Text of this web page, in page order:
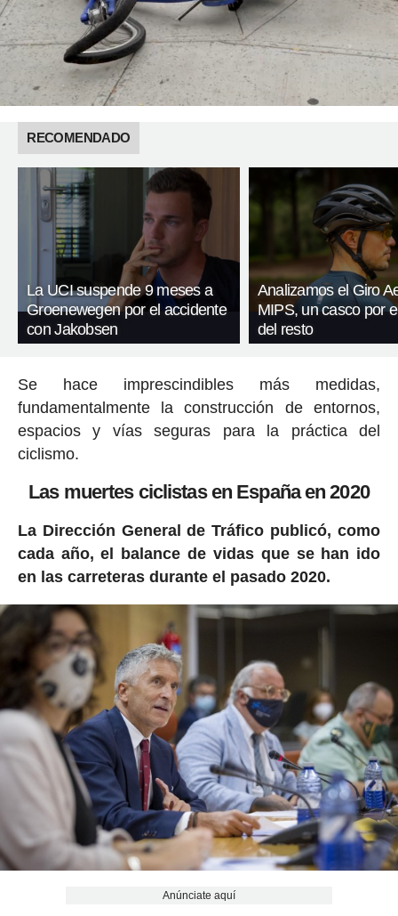
RECOMENDADO
La UCI suspende 9 meses a
Groenewegen por el accidente
con Jakobsen
Analizamos el Giro
MIPS, un casco por
del resto
Se hace imprescindibles más medidas,
fundamentalmente la construcción de entornos,
espacios y vías seguras para la práctica del
ciclismo.
Las muertes ciclistas en España en 2020
La Dirección General de Tráfico publicó, como
cada año, el balance de vidas que se han ido
en las carreteras durante el pasado 2020.
Anúnciate aquí